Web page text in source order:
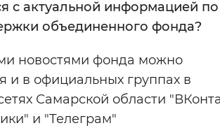
с актуальной информацией по
объединенного фонда?
новостями фонда можно
и в официальных группах в
Самарской области
и "Телеграм"